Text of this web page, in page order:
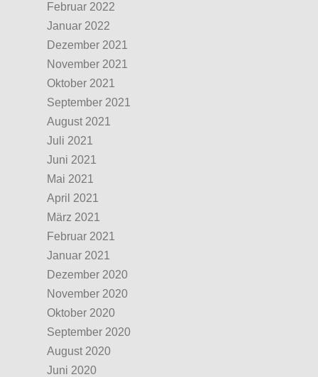
Februar 2022
Januar 2022
Dezember 2021
November 2021
Oktober 2021
September 2021
August 2021
Juli 2021
Juni 2021
Mai 2021
April 2021
März 2021
Februar 2021
Januar 2021
Dezember 2020
November 2020
Oktober 2020
September 2020
August 2020
Juni 2020